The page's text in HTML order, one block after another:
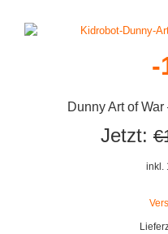
-
Dunny Art of
Jetzt: €
inkl.